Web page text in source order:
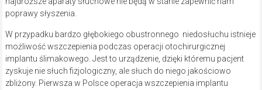
poprawy słyszenia.
W przypadku bardzo głębokiego obustronnego niedosłuchu istnieje
możliwość wszczepienia podczas operacji otochirurgicznej
implantu ślimakowego. Jest to urządzenie, dzięki któremu pacjent
zyskuje nie słuch fizjologiczny, ale słuch do niego jakościowo
zbliżony. Pierwsza w Polsce operacja wszczepienia implantu